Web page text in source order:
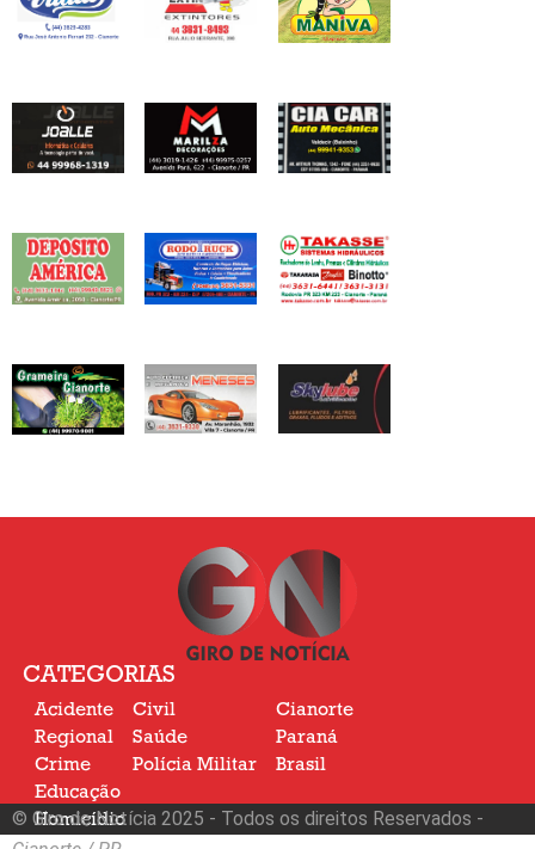
CATEGORIAS
Acidente
Regional
Crime
Civil
Saúde
Polícia Militar
Cianorte
Paraná
Brasil
Educação
Homicídio
© Giro de Notícia 2025 - Todos os direitos Reservados -